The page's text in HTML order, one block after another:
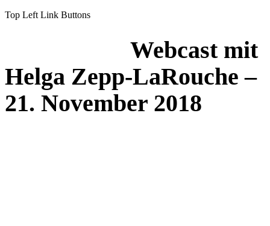
Top Left Link Buttons
Webcast mit
Helga Zepp-LaRouche –
21. November 2018